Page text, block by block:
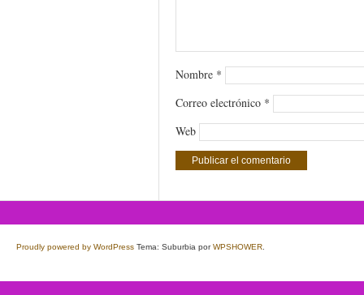
Nombre *
Correo electrónico *
Web
Proudly powered by WordPress Tema: Suburbia porWPSHOWER